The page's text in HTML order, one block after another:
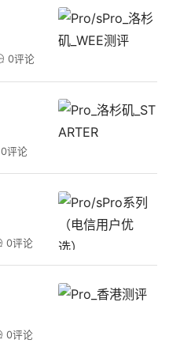
0评论
0评论
0评论
0评论